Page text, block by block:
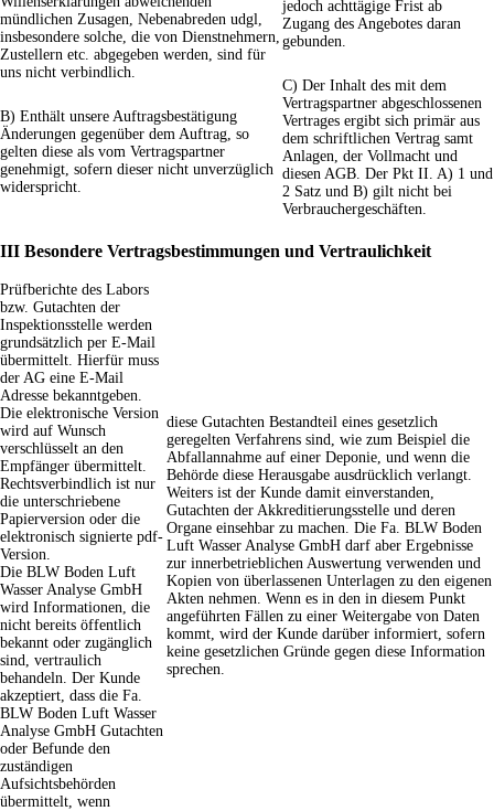
mündlichen Zusagen, Nebenabreden udgl,
insbesondere solche, die von Dienstnehmern,
Zustellern etc. abgegeben werden, sind für
uns nicht verbindlich.
B) Enthält unsere Auftragsbestätigung
Änderungen gegenüber dem Auftrag, so
gelten diese als vom Vertragspartner
genehmigt, sofern dieser nicht unverzüglich
widerspricht.
jedoch achttägige Frist ab
Zugang des Angebotes daran
gebunden.
C) Der Inhalt des mit dem
Vertragspartner abgeschlossenen
Vertrages ergibt sich primär aus
dem schriftlichen Vertrag samt
Anlagen, der Vollmacht und
diesen AGB. Der Pkt II. A) 1 und
2 Satz und B) gilt nicht bei
Verbrauchergeschäften.
III Besondere Vertragsbestimmungen und Vertraulichkeit
Prüfberichte des Labors
bzw. Gutachten der
Inspektionsstelle werden
grundsätzlich per E-Mail
übermittelt. Hierfür muss
der AG eine E-Mail
Adresse bekanntgeben.
Die elektronische Version
wird auf Wunsch
verschlüsselt an den
Empfänger übermittelt.
Rechtsverbindlich ist nur
die unterschriebene
Papierversion oder die
elektronisch signierte pdf-
Version.
Die BLW Boden Luft
Wasser Analyse GmbH
wird Informationen, die
nicht bereits öffentlich
bekannt oder zugänglich
sind, vertraulich
behandeln. Der Kunde
akzeptiert, dass die Fa.
BLW Boden Luft Wasser
Analyse GmbH Gutachten
oder Befunde den
zuständigen
Aufsichtsbehörden
übermittelt, wenn
diese Gutachten Bestandteil eines gesetzlich
geregelten Verfahrens sind, wie zum Beispiel die
Abfallannahme auf einer Deponie, und wenn die
Behörde diese Herausgabe ausdrücklich verlangt.
Weiters ist der Kunde damit einverstanden,
Gutachten der Akkreditierungsstelle und deren
Organe einsehbar zu machen. Die Fa. BLW Boden
Luft Wasser Analyse GmbH darf aber Ergebnisse
zur innerbetrieblichen Auswertung verwenden und
Kopien von überlassenen Unterlagen zu den eigenen
Akten nehmen. Wenn es in den in diesem Punkt
angeführten Fällen zu einer Weitergabe von Daten
kommt, wird der Kunde darüber informiert, sofern
keine gesetzlichen Gründe gegen diese Information
sprechen.